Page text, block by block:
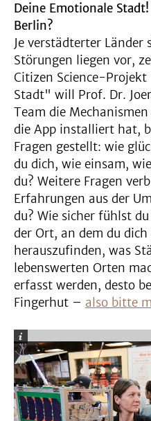
Deine Emotionale
Berlin?
Je verstädterter
Störungen liegen vor,
Citizen Science-
Stadt" will Prof. Dr.
Team die
die App installiert hat,
Fragen gestellt: wie
du dich, wie einsam,
du? Weitere Fragen
Erfahrungen aus der
du? Wie sicher fühlst
der Ort, an dem du
herauszufinden, was
lebenswerten Orten
erfasst werden, desto
Fingerhut – also bitte